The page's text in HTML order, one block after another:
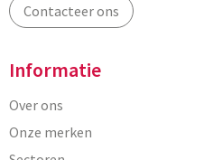
Contacteer ons
Informatie
Over ons
Onze merken